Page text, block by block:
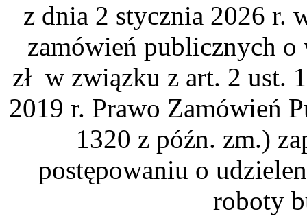
z dnia 2 stycznia 2026 r.
zamówień publicznych
zł w związku z art. 2 ust.
2019 r. Prawo Zamówień
1320 z późn. zm.)
postępowaniu o
roboty